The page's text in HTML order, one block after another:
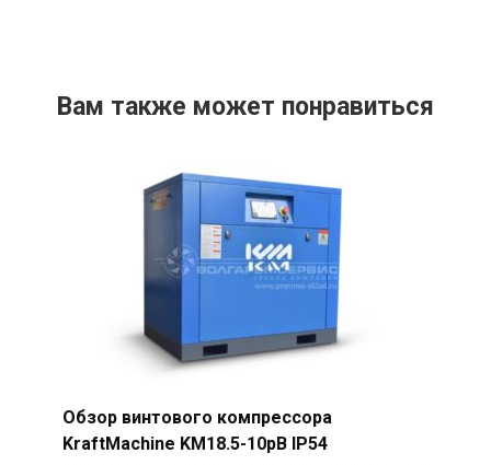
Вам также может понравиться
Обзор винтового компрессора
KraftMachine KM18.5-10рВ IP54